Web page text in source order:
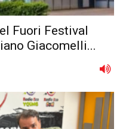
Fuori Festival
Giacomelli...